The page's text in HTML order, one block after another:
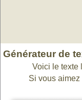
Générateur de
Voici le texte
Si vous